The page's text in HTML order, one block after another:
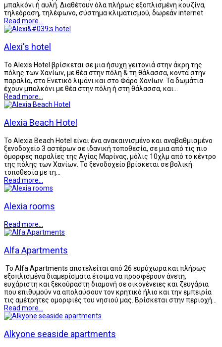
μπαλκόνι ή αυλή. Διαθέτουν όλα πλήρως εξοπλισμένη κουζίνα,
τηλεόραση, τηλέφωνο, σύστημα κλιματισμού, δωρεάν internet
Read more...
Alexi's hotel
Το Alexis Hotel βρίσκεται σε μια ήσυχη γειτονιά στην άκρη της
πόλης των Χανίων, με θέα στην πόλη & τη θάλασσα, κοντά στην
παραλία, στο Ενετικό λιμάνι και στο Φάρο Χανίων. Τα δωμάτια
έχουν μπαλκόνι με θέα στην πόλη ή στη θάλασσα, και…
Read more...
Alexia Beach Hotel
To Alexia Beach Hotel είναι ένα ανακαινισμένο και αναβαθμισμένο
ξενοδοχείο 3 αστέρων σε ιδανική τοποθεσία, σε μια από τις πιο
όμορφες παραλίες της Αγίας Μαρίνας, μόλις 10χλμ από το κέντρο
της πόλης των Χανίων. Το ξενοδοχείο βρίσκεται σε βολική
τοποθεσία με τη…
Read more...
Alexia rooms
Read more...
Alfa Apartments
Το Alfa Apartments αποτελείται από 26 ευρύχωρα και πλήρως
εξοπλισμένα διαμερίσματα έτοιμα να προσφέρουν άνετη,
ευχάριστη και ξεκούραστη διαμονή σε οικογένειες και ζευγάρια
που επιθυμούν να απολαύσουν τον κρητικό ήλιο και την εμπειρία
τις αμέτρητες ομορφιές του νησιού μας. Βρίσκεται στην περιοχή…
Read more...
Alkyone seaside apartments